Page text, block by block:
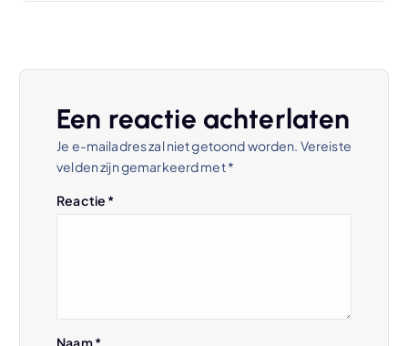
h
Een reactie achterlaten
Je e-mailadres zal niet getoond worden. Vereiste
velden zijn gemarkeerd met*
Reactie *
Naam*